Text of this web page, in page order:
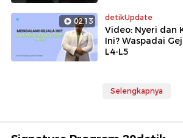
02:13 detikUpdate
Video: Nyeri dan
Ini? Waspadai
L4-L5
Selengkapnya